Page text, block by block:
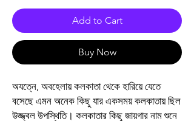
Add to Cart
Buy Now
অযত্নে, অবহেলায় কলকাতা থেকে হারিয়ে যেতে
বসেছে এমন অনেক কিছু যার একসময় কলকাতায় ছিল
উজ্জ্বল উপস্থিতি। কলকাতার কিছু জায়গার নাম শুনে